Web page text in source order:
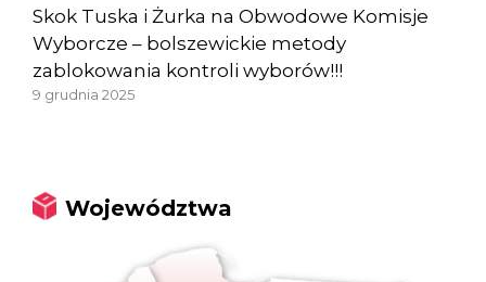
Skok Tuska i Żurka na Obwodowe Komisje
Wyborcze – bolszewickie metody
zablokowania kontroli wyborów!!!
9 grudnia 2025
Województwa